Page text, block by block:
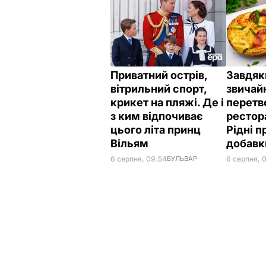
Приватний острів,
вітрильний спорт,
крикет на пляжі. Де і
з ким відпочиває
цього літа принц
Вільям
6 серпня, 09.54БУЛЬВАР
Рідні
6 серпня,